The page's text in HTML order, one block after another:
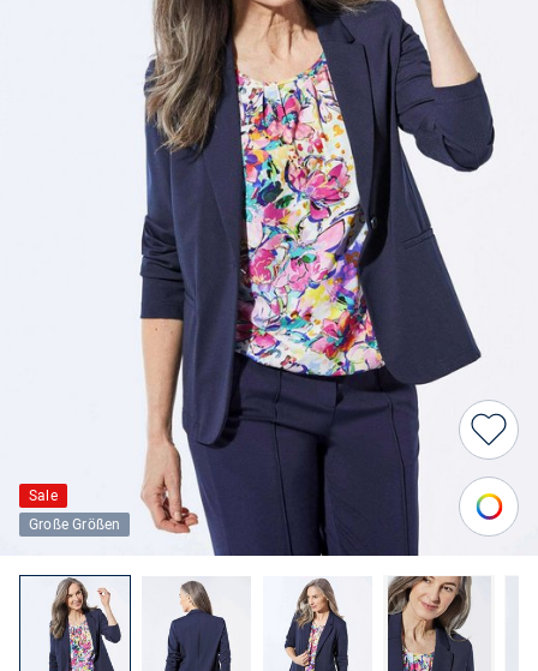
Sale
Große Größen